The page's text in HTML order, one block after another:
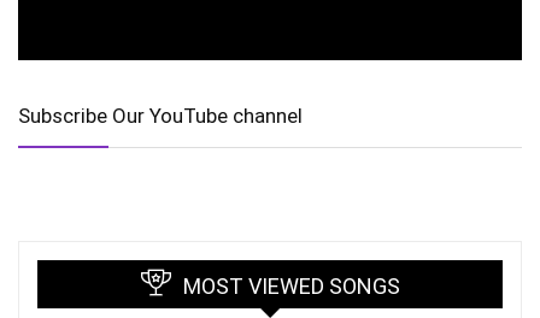
Subscribe Our YouTube channel
MOST VIEWED SONGS